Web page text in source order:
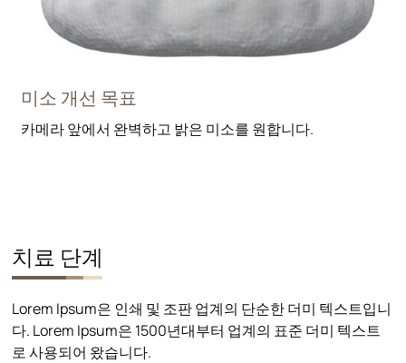
미소 개선 목표
카메라 앞에서 완벽하고 밝은 미소를 원합니다.
치료 단계
Lorem Ipsum은 인쇄 및 조판 업계의 단순한 더미 텍스트입니
다. Lorem Ipsum은 1500년대부터 업계의 표준 더미 텍스트
로 사용되어 왔습니다.